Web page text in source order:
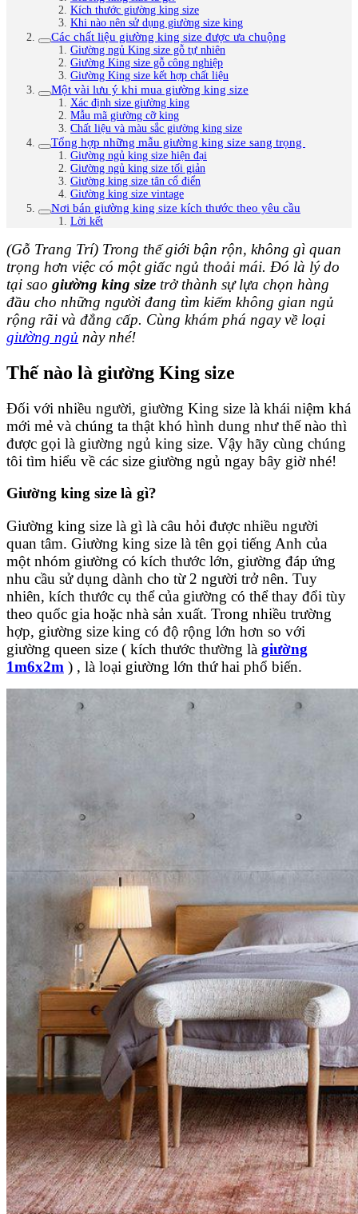
Kích thước giường king size
Khi nào nên sử dụng giường size king
Các chất liệu giường king size được ưa chuộng
Giường ngủ King size gỗ tự nhiên
Giường King size gỗ công nghiệp
Giường King size kết hợp chất liệu
Một vài lưu ý khi mua giường king size
Xác định size giường king
Mẫu mã giường cỡ king
Chất liệu và màu sắc giường king size
Tổng hợp những mẫu giường king size sang trọng
Giường ngủ king size hiện đại
Giường ngủ king size tối giản
Giường king size tân cổ điển
Giường king size vintage
Nơi bán giường king size kích thước theo yêu cầu
Lời kết
(Gỗ Trang Trí) Trong thế giới bận rộn, không gì quan
trọng hơn việc có một giấc ngủ thoải mái. Đó là lý do
tại sao giường king size trở thành sự lựa chọn hàng
đầu cho những người đang tìm kiếm không gian ngủ
rộng rãi và đẳng cấp. Cùng khám phá ngay về loại
giường ngủ này nhé!
Thế nào là giường King size
Đối với nhiều người, giường King size là khái niệm khá
mới mẻ và chúng ta thật khó hình dung như thế nào thì
được gọi là giường ngủ king size. Vậy hãy cùng chúng
tôi tìm hiểu về các size giường ngủ ngay bây giờ nhé!
Giường king size là gì?
Giường king size là gì là câu hỏi được nhiều người
quan tâm. Giường king size là tên gọi tiếng Anh của
một nhóm giường có kích thước lớn, giường đáp ứng
nhu cầu sử dụng dành cho từ 2 người trở nên. Tuy
nhiên, kích thước cụ thể của giường có thể thay đổi tùy
theo quốc gia hoặc nhà sản xuất. Trong nhiều trường
hợp, giường size king có độ rộng lớn hơn so với
giường queen size ( kích thước thường là giường
1m6x2m ) , là loại giường lớn thứ hai phổ biến.